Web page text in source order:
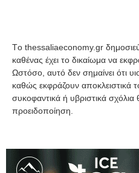
Tο thessaliaeconomy.gr
καθένας έχει το δικαίωμα να
Ωστόσο, αυτό δεν σημαίνει ότι
καθώς εκφράζουν αποκλειστικά
συκοφαντικά ή υβριστικά σχόλια
προειδοποίηση.